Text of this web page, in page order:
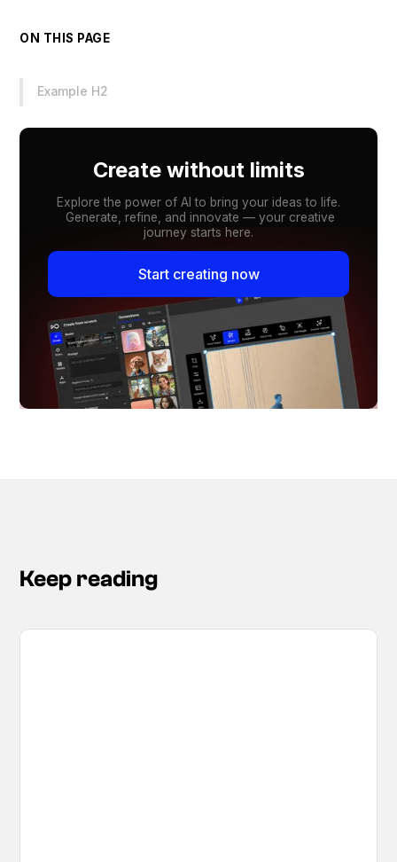
ON THIS PAGE
Example H2
Create without limits
Explore the power of AI to bring your ideas to life.
Generate, refine, and innovate — your creative
journey starts here.
Start creating now
Keep reading